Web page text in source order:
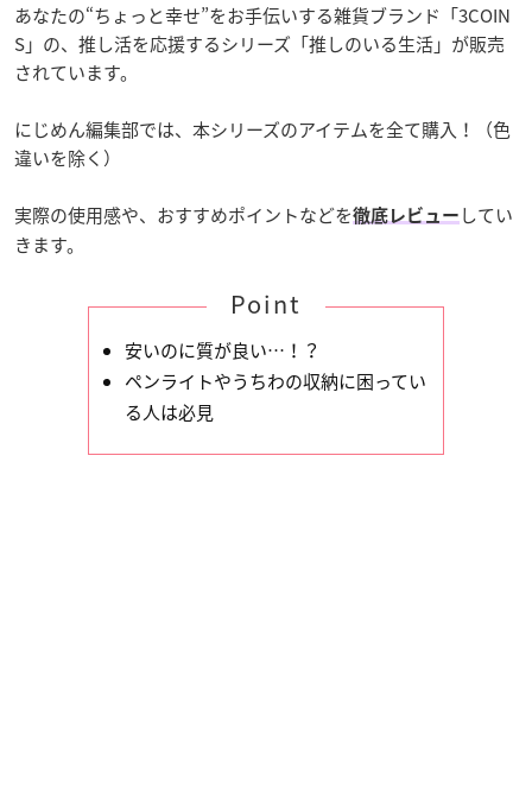
あなたの“ちょっと幸せ”をお手伝いする雑貨ブランド「3COIN
S」の、推し活を応援するシリーズ「推しのいる生活」が販売
されています。
にじめん編集部では、本シリーズのアイテムを全て購入！（色
違いを除く）
実際の使用感や、おすすめポイントなどを徹底レビュー してい
きます。
Point
安いのに質が良い…！？
ペンライトやうちわの収納に困ってい
る人は必見